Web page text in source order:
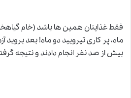
فقط غذایتان همین ها باشد (خام
ماه، پر کاری تیرویید دو ماه! بعد
بیش از صد نفر انجام دادند و نتیجه